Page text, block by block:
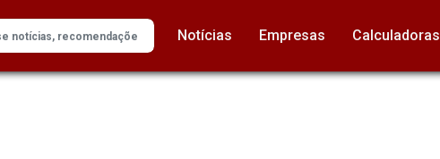
Notícias Empresas Calculadoras